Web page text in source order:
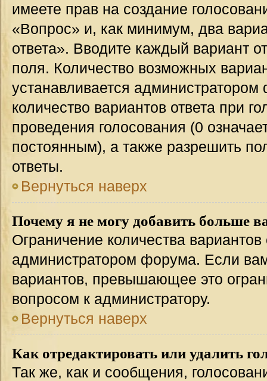
имеете прав на создание
«Вопрос» и, как минимум, два
ответа». Вводите каждый вариант
поля. Количество возможных
устанавливается
количество вариантов ответа при
проведения голосования (0
постоянным), а также разрешить
ответы.
Вернуться наверх
Почему я не могу добавить больше
Ограничение количества вариантов
администратором форума. Если
вариантов, превышающее это
вопросом к администратору.
Вернуться наверх
Как отредактировать или удалить
Так же, как и сообщения,